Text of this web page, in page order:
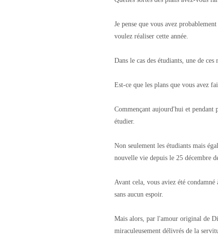
Je pense que vous avez
voulez réaliser cette année.
Dans le cas des étudiants, une de
Est-ce que les plans que vous avez
Commençant aujourd'hui et pendant
étudier.
Non seulement les étudiants mais
nouvelle vie depuis le 25 décembre
Avant cela, vous aviez été condamné
sans aucun espoir.
Mais alors, par l'amour original de
miraculeusement délivrés de la